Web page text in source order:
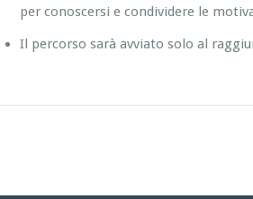
per conoscersi e condividere le
Il percorso sarà avviato solo al